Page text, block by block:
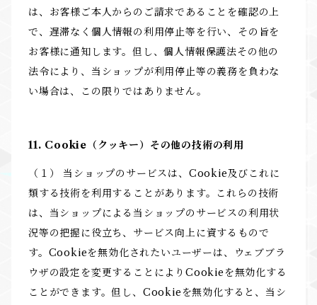
は、お客様ご本人からのご請求であることを確認の上
で、遅滞なく個人情報の利用停止等を行い、その旨を
お客様に通知します。但し、個人情報保護法その他の
法令により、当ショップが利用停止等の義務を負わな
い場合は、この限りではありません。
11. Cookie（クッキー）その他の技術の利用
（１） 当ショップのサービスは、Cookie及びこれに
類する技術を利用することがあります。これらの技術
は、当ショップによる当ショップのサービスの利用状
況等の把握に役立ち、サービス向上に資するもので
す。Cookieを無効化されたいユーザーは、ウェブブラ
ウザの設定を変更することによりCookieを無効化する
ことができます。但し、Cookieを無効化すると、当シ